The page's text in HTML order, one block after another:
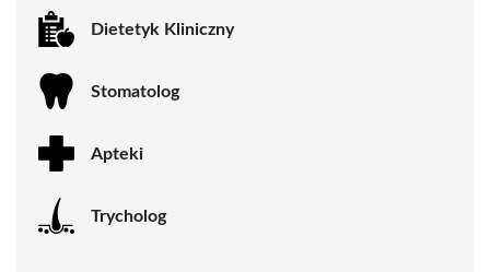
Dietetyk Kliniczny
Stomatolog
Apteki
Trycholog